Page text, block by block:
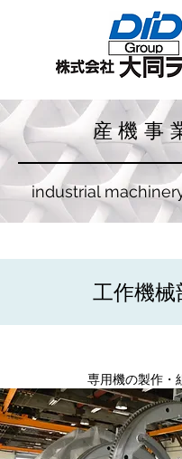
産機事
industrial
工作機械
専用機の製作・